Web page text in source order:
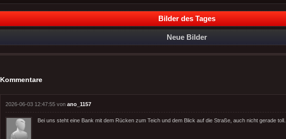
Bilder des Tages
Neue Bilder
Kommentare
2026-06-03 12:47:55 von ano_1157
Bei uns steht eine Bank mit dem Rücken zum Teich und dem Blick auf die Straße, auch nicht gerade toll...